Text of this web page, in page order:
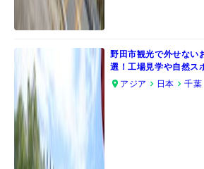
野田市観光で外せな
選！工場見学や自然ス
アジア
日本 千葉